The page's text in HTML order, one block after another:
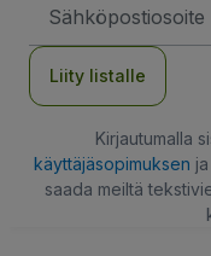
Liity listalle
Kirjautumalla
käyttäjäsopimuksen
saada meiltä